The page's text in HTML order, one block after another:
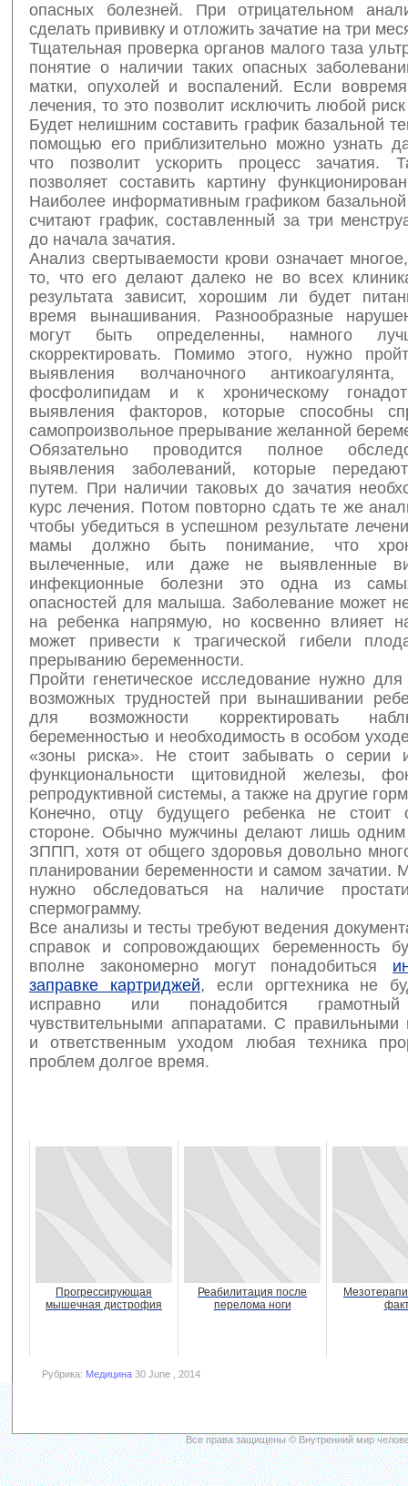
опасных болезней. При отрицательном
сделать прививку и отложить зачатие на три
Тщательная проверка органов малого таза
понятие о наличии таких опасных
матки, опухолей и воспалений. Если
лечения, то это позволит исключить любой
Будет нелишним составить график базальной
помощью его приблизительно можно узнать
что позволит ускорить процесс зачатия.
позволяет составить картину
Наиболее информативным графиком
считают график, составленный за три
до начала зачатия.
Анализ свертываемости крови означает
то, что его делают далеко не во всех
результата зависит, хорошим ли будет
время вынашивания. Разнообразные
могут быть определенны, намного
скорректировать. Помимо этого, нужно
выявления волчаночного
фосфолипидам и к хроническому
выявления факторов, которые способны
самопроизвольное прерывание желанной
Обязательно проводится полное
выявления заболеваний, которые
путем. При наличии таковых до зачатия
курс лечения. Потом повторно сдать те же
чтобы убедиться в успешном результате
мамы должно быть понимание, что
вылеченные, или даже не выявленные
инфекционные болезни это одна из
опасностей для малыша. Заболевание может
на ребенка напрямую, но косвенно влияет
может привести к трагической гибели
прерыванию беременности.
Пройти генетическое исследование нужно
возможных трудностей при вынашивании
для возможности корректировать
беременностью и необходимость в особом
«зоны риска». Не стоит забывать о серии
функциональности щитовидной железы,
репродуктивной системы, а также на другие
Конечно, отцу будущего ребенка не стоит
стороне. Обычно мужчины делают лишь
ЗППП, хотя от общего здоровья довольно
планировании беременности и самом зачатии.
нужно обследоваться на наличие
спермограмму.
Все анализы и тесты требуют ведения
справок и сопровождающих беременность
вполне закономерно могут понадобиться
заправке картриджей, если оргтехника не
исправно или понадобится
чувствительными аппаратами. С правильными
и ответственным уходом любая техника
проблем долгое время.
Прогрессирующая
мышечная дистрофия
Реабилитация после
перелома ноги
Рубрика: Медицина 30 June , 2014
Все права защищены © Внутренний мир